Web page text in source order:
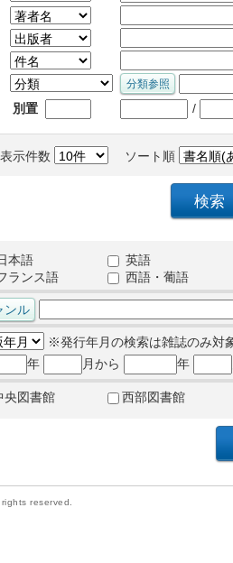
別置 /
表示件数 ソート順
本語
英語
ランス語
西語・葡語
※発行年月の検索は雑誌のみ対
年
月から 年
央図書館 西部図書館
reserved.